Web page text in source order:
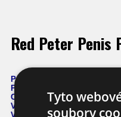
Red Peter Penis
Počet semen: 10 ks
Pálivost: 25
CapsicumAnnuum
Výška: 50 - 80 cm
Velikost plodů: 8 - 10 cm
Tyto
soubory